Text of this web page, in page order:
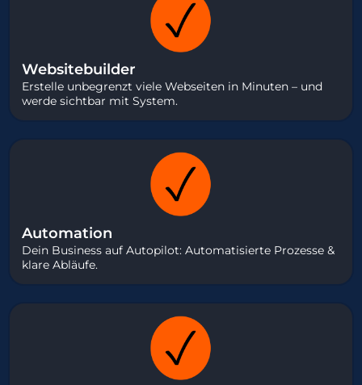
Websitebuilder
Erstelle unbegrenzt viele Webseiten in Minuten – und
werde sichtbar mit System.
Automation
Dein Business auf Autopilot: Automatisierte Prozesse &
klare Abläufe.